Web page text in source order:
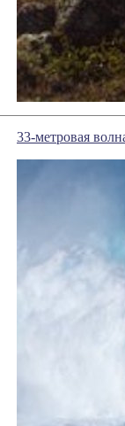
33-метровая